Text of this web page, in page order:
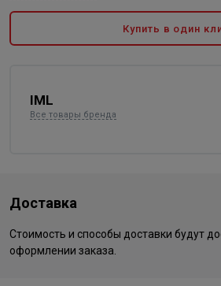
Купить в один
IML
Все товары бренда
Доставка
Стоимость и способы доставки будут
оформлении заказа.